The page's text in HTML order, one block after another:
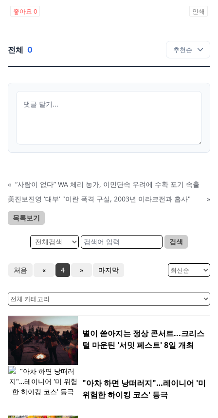
좋아요 0 인쇄
전체 0
« “사람이 없다” WA 체리 농가, 이민단속 우려에 수확 포기 속출
美진보진영 '대부' "이란 폭격 구실, 2003년 이라크전과 흡사"
»
목록보기
검색
처음 « 4 » 마지막
별이 쏟아지는 정상 콘서트...크리스
털 마운틴 '서밋 페스트' 8일 개최
"아차 하면 낭떠러지"…레이니어 '미
위험한 하이킹 코스' 등극